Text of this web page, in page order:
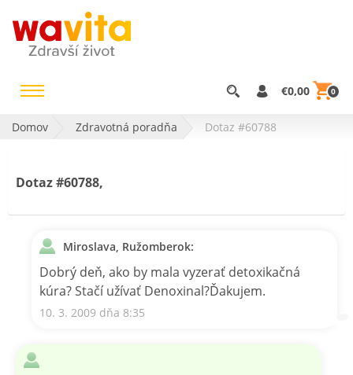
€0,00 0
Domov Zdravotná poradňa Dotaz #60788
Dotaz #60788,
Miroslava, Ružomberok:
Dobrý deň, ako by mala vyzerať detoxikačná
kúra? Stačí užívať Denoxinal?Ďakujem.
10. 3. 2009 dňa 8:35